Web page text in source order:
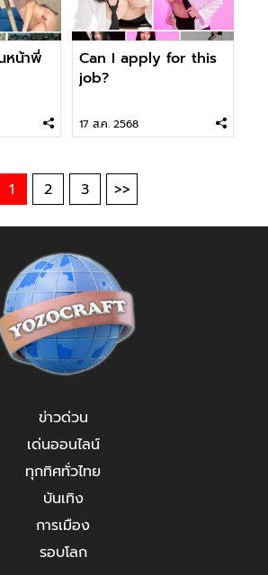
หน้าพี่
Can I apply for this
job?
17 ส.ค. 2568
1 2 3 >>
ข่าวด่วน
เด่นออนไลน์
ทุกทิศทั่วไทย
บันเทิง
การเมือง
รอบโลก